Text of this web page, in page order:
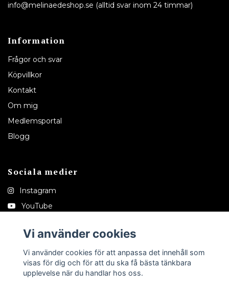
info@melinaedeshop.se (alltid svar inom 24 timmar)
Information
Frågor och svar
Köpvillkor
Kontakt
Om mig
Medlemsportal
Blogg
Sociala medier
Instagram
YouTube
Tiktok
Vi använder cookies
Vi använder cookies för att anpassa det innehåll som
visas för dig och för att du ska få bästa tänkbara
upplevelse när du handlar hos oss.